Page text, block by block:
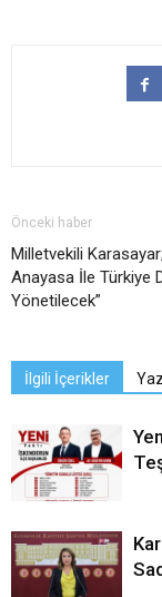
Önceki haber
Milletvekili
Anayasa İle Türkiye
Yönetilecek”
İlgili İçerikler